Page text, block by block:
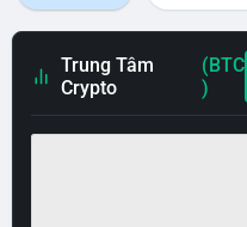
Trung Tâm
Crypto
(BTC
)